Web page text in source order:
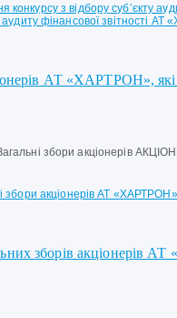
з відбору суб’єкту
фінансової звітності
АТ «ХАРТРОН», які
збори акціонерів
збори акціонерів АТ
зборів акціонерів